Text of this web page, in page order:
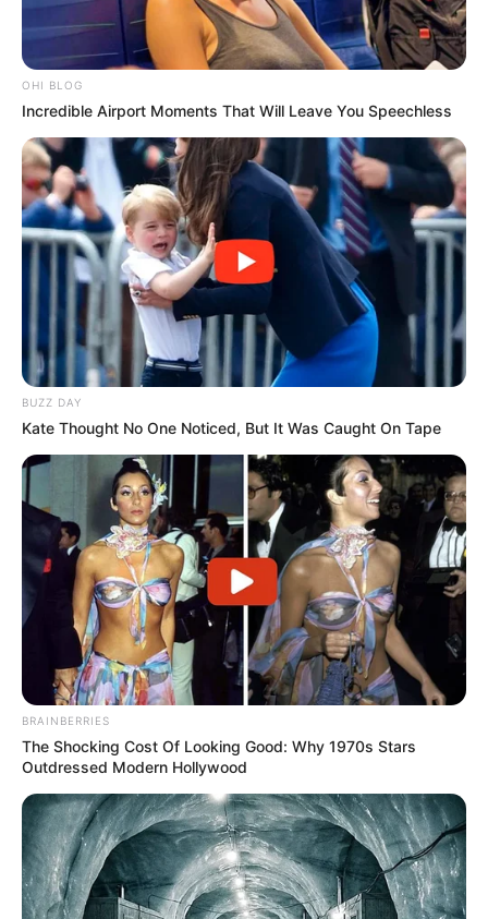
OHI BLOG
Incredible Airport Moments That Will Leave You Speechless
BUZZ DAY
Kate Thought No One Noticed, But It Was Caught On Tape
BRAINBERRIES
The Shocking Cost Of Looking Good: Why 1970s Stars
Outdressed Modern Hollywood